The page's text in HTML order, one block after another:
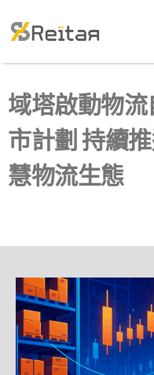
域塔啟動物
市計劃 持續
慧物流生態